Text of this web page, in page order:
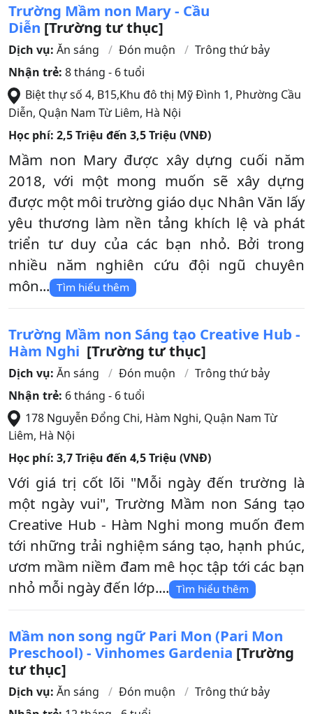
Trường Mầm non Mary - Cầu
Diễn [Trường tư thục]
Dịch vụ: Ăn sáng Đón muộn
Trông thứ bảy
Nhận trẻ: 8 tháng - 6 tuổi
Biệt thự số 4, B15,Khu đô thị Mỹ Đình 1, Phường Cầu
Diễn, Quận Nam Từ Liêm, Hà Nội
Học phí: 2,5 Triệu đến 3,5 Triệu (VNĐ)
Mầm non Mary được xây dựng cuối năm
2018, với một mong muốn sẽ xây dựng
được một môi trường giáo dục Nhân Văn lấy
yêu thương làm nền tảng khích lệ và phát
triển tư duy của các bạn nhỏ. Bởi trong
nhiều năm nghiên cứu đội ngũ chuyên
môn... Tìm hiểu thêm
Trường Mầm non Sáng tạo Creative Hub -
Hàm Nghi [Trường tư thục]
Dịch vụ: Ăn sáng Đón muộn
Trông thứ bảy
Nhận trẻ: 6 tháng - 6 tuổi
178 Nguyễn Đổng Chi, Hàm Nghi, Quận Nam Từ
Liêm, Hà Nội
Học phí: 3,7 Triệu đến 4,5 Triệu (VNĐ)
Với giá trị cốt lõi "Mỗi ngày đến trường là
một ngày vui", Trường Mầm non Sáng tạo
Creative Hub - Hàm Nghi mong muốn đem
tới những trải nghiệm sáng tạo, hạnh phúc,
ươm mầm niềm đam mê học tập tới các bạn
nhỏ mỗi ngày đến lớp.... Tìm hiểu thêm
Mầm non song ngữ Pari Mon (Pari Mon
Preschool) - Vinhomes Gardenia [Trường
tư thục]
Dịch vụ: Ăn sáng Đón muộn
Trông thứ bảy